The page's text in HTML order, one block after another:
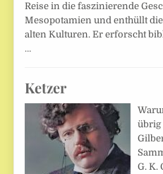
Reise in die faszinierende
Mesopotamien und enthüllt
alten Kulturen. Er erforscht
…
Ketzer
übrig
G. K.